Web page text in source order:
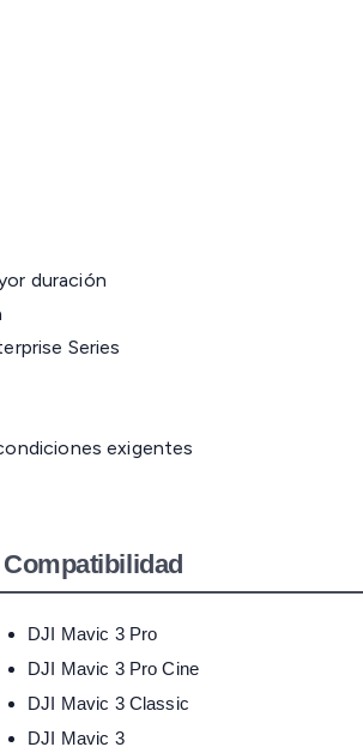
duración
Series
exigentes
Compatibilidad
DJI Mavic 3 Pro
DJI Mavic 3 Pro Cine
DJI Mavic 3 Classic
DJI Mavic 3